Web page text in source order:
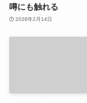
噂にも触れる
2026年2月14日